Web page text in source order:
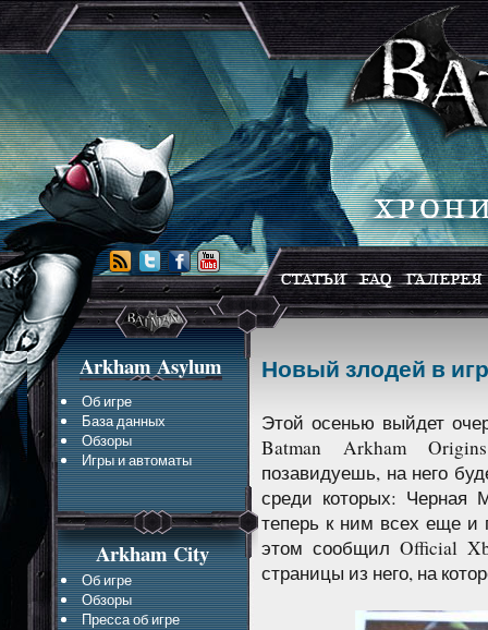
Arkham Asylum
Об игре
База данных
Обзоры
Игры и автоматы
Arkham City
Об игре
Обзоры
Пресса об игре
Новый злодей в
Этой осенью выйдет
Batman Arkham
позавидуешь, на него
среди которых: Черная
теперь к ним всех еще
этом сообщил Official
страницы из него, на